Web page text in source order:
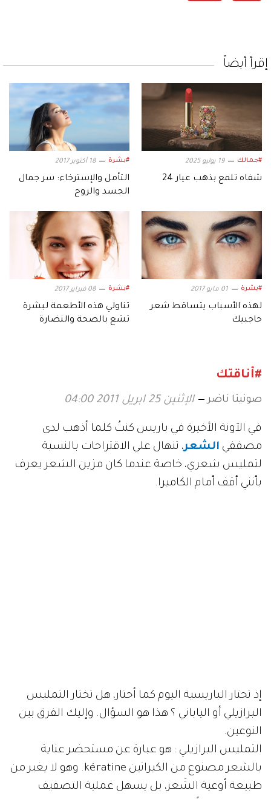
إقرأ أيضاً
#جمالك 19 يوليو 2025
شفاه تلمع بذهب عيار 24
#بشرة 18 أكتوبر 2017
التأمل والإسترخاء: سر جمال
الجسد والروح
#بشرة 01 مايو 2017
لهذه الأسباب يتساقط شعر
حاجبيك
#بشرة 08 فبراير 2017
تناولي هذه الأطعمة لبشرة
تشع بالصحة والنضارة
#أناقتك
صونيتا ناضر الإثنين 25 ابريل 2011 04:00
في الآونة الأخيرة في باريس كنتُ كلما أذهب لدى
مصففي الشعر، تنهال علي الاقتراحات بالنسبة
لتمليس شعري، خاصة عندما كان مزين الشعر يعرف
بأنني أقف أمام الكاميرا.
إذ تحتار الباريسية اليوم كما أحتار، هل تختار التمليس
البرازيلي أو الياباني ؟ هذا هو السؤال. وإليك الفرق بين
النوعين.
التمليس البرازيلي : هو عبارة عن مستحضر عناية
بالشعر مصنوع من الكيراتين kératine. وهو لا يغير من
طبيعة أوعية الشَعر، بل يسهل عملية التصفيف